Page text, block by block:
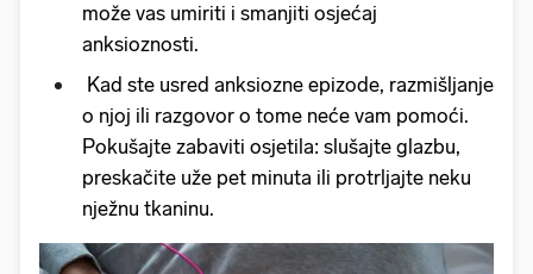
može vas umiriti i smanjiti osjećaj
anksioznosti.
Kad ste usred anksiozne epizode, razmišljanje
o njoj ili razgovor o tome neće vam pomoći.
Pokušajte zabaviti osjetila: slušajte glazbu,
preskačite uže pet minuta ili protrljajte neku
nježnu tkaninu.